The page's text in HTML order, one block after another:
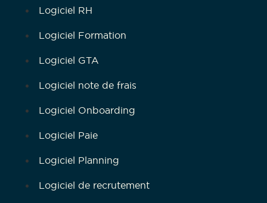
Logiciel RH
Logiciel Formation
Logiciel GTA
Logiciel note de frais
Logiciel Onboarding
Logiciel Paie
Logiciel Planning
Logiciel de recrutement